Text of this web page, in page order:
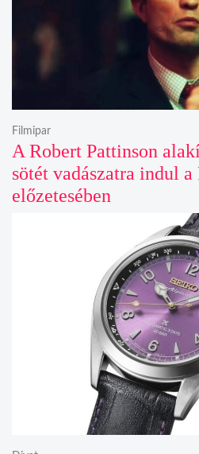
A Robert Pattinson
sötét vadászatra indul
előzetesében
Filmipar